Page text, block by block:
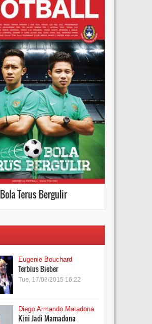
Bola Terus Bergulir
Eugenie Bouchard
Terbius Bieber
Tue, 17/03/2015 16:22
Diego Armando Maradona
Kini Jadi Mamadona